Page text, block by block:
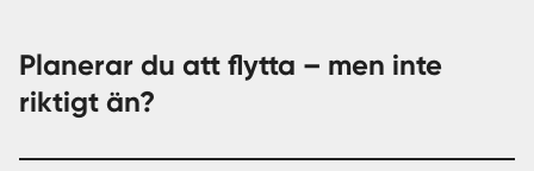
Planerar du att flytta – men inte
riktigt än?